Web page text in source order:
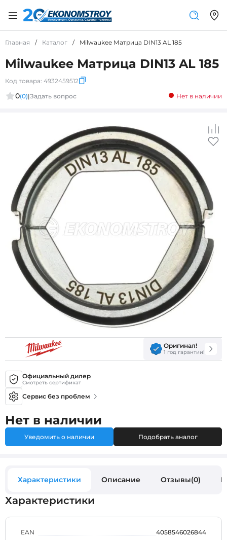
Главная / Каталог / Milwaukee Матрица DIN13 AL 185
Milwaukee Матрица DIN13 AL 185
Код товара: 4932459512
0(0)|Задать вопрос Нет в наличии
Оригинал!
1 год гарантии!
Официальный дилер
Смотреть сертификат
Сервис без проблем
Нет в наличии
Уведомить о наличии Подобрать аналог
Характеристики Описание Отзывы(0)
Характеристики
EAN 4058546026844